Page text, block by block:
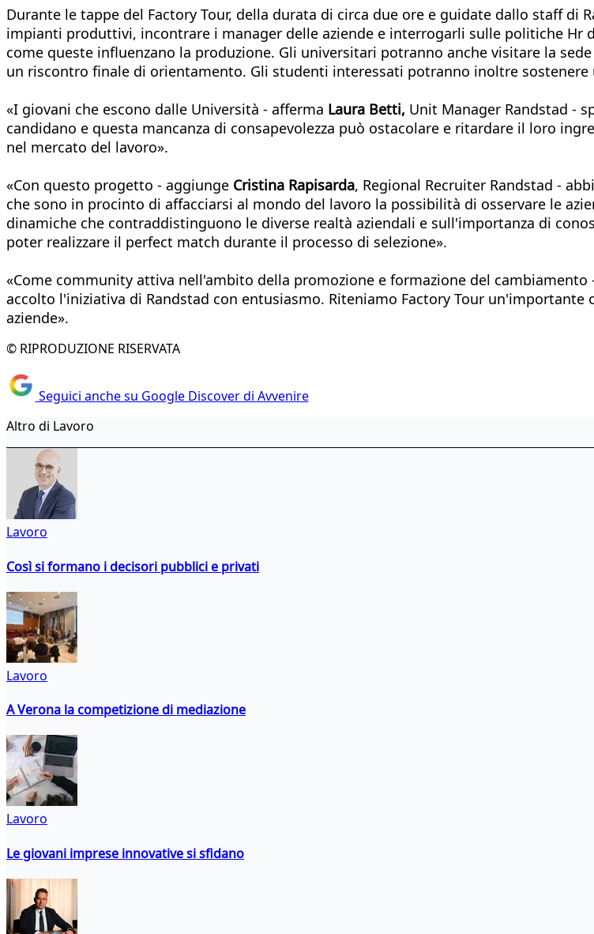
Durante le tappe del Factory Tour, della durata di circa due ore e guidate dallo staff
impianti produttivi, incontrare i manager delle aziende e interrogarli sulle politiche Hr
come queste influenzano la produzione. Gli universitari potranno anche visitare la
un riscontro finale di orientamento. Gli studenti interessati potranno inoltre
«I giovani che escono dalle Università - afferma Laura Betti, Unit Manager Randstad -
candidano e questa mancanza di consapevolezza può ostacolare e ritardare il loro
nel mercato del lavoro».
«Con questo progetto - aggiunge Cristina Rapisarda, Regional Recruiter Randstad -
che sono in procinto di affacciarsi al mondo del lavoro la possibilità di osservare le
dinamiche che contraddistinguono le diverse realtà aziendali e sull'importanza di
poter realizzare il perfect match durante il processo di selezione».
«Come community attiva nell'ambito della promozione e formazione del cambiamento
accolto l'iniziativa di Randstad con entusiasmo. Riteniamo Factory Tour
aziende».
© RIPRODUZIONE RISERVATA
Seguici anche su Google Discover di Avvenire
Altro di Lavoro
Lavoro
Così si formano i decisori pubblici e privati
Lavoro
A Verona la competizione di mediazione
Lavoro
Le giovani imprese innovative si sfidano